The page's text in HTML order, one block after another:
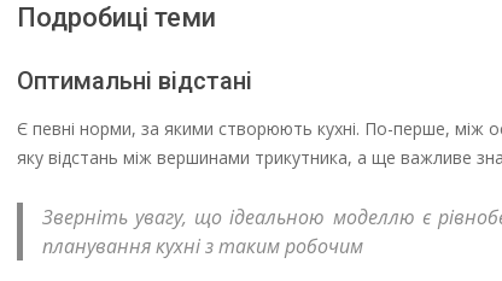
Подробиці теми
Оптимальні відстані
Є певні норми, за якими створюють кухні. По-перше,
яку відстань між вершинами трикутника, а ще важливе
Зверніть увагу, що ідеальною моделлю є
планування кухні з таким робочим